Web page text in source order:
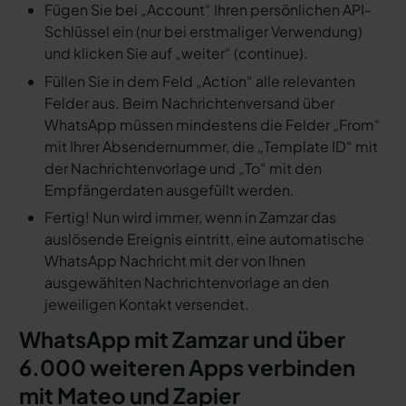
Fügen Sie bei „Account“ Ihren persönlichen API-
Schlüssel ein (nur bei erstmaliger Verwendung)
und klicken Sie auf „weiter“ (continue).
Füllen Sie in dem Feld „Action“ alle relevanten
Felder aus. Beim Nachrichtenversand über
WhatsApp müssen mindestens die Felder „From“
mit Ihrer Absendernummer, die „Template ID“ mit
der Nachrichtenvorlage und „To“ mit den
Empfängerdaten ausgefüllt werden.
Fertig! Nun wird immer, wenn in Zamzar das
auslösende Ereignis eintritt, eine automatische
WhatsApp Nachricht mit der von Ihnen
ausgewählten Nachrichtenvorlage an den
jeweiligen Kontakt versendet.
WhatsApp mit Zamzar und über
6.000 weiteren Apps verbinden
mit Mateo und Zapier